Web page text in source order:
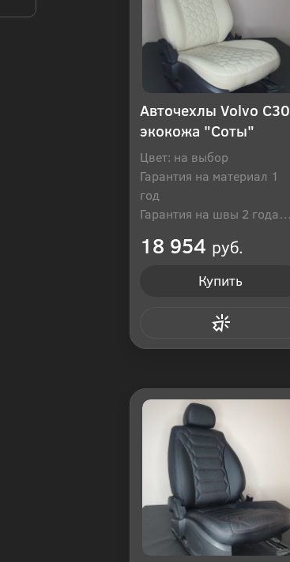
Авточехлы Volvo C30
экокожа "Соты"
Цвет: на выбор
Гарантия на материал 1
год
Гарантия на швы 2 года
18 954 руб.
Купить